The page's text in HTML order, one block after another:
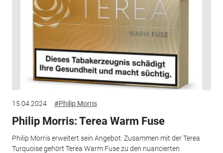
15.04.2024 #Philip Morris
Philip Morris: Terea Warm Fuse
Philip Morris erweitert sein Angebot: Zusammen mit der Terea
Turquoise gehört Terea Warm Fuse zu den nuancierten